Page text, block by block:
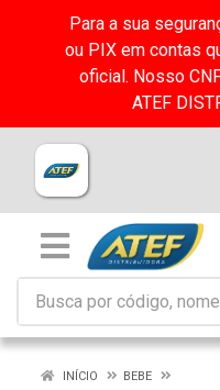
Para a sua
ou PIX em contas
oficial. Nosso
ATEF
INÍCIO
BEBE